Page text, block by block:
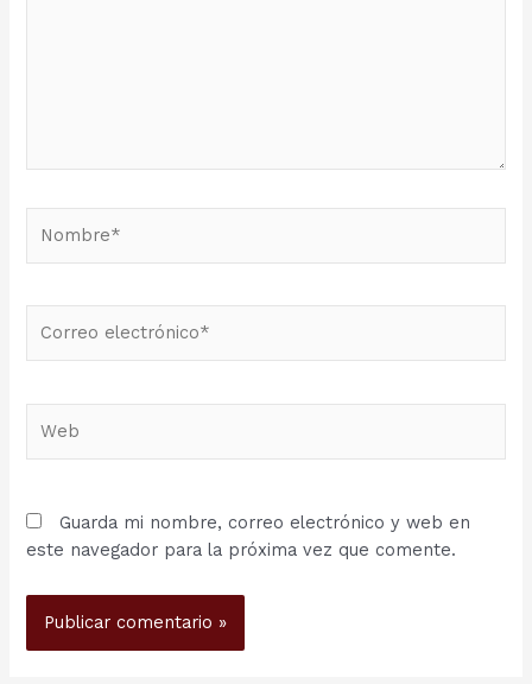
electrónico*
Guarda mi nombre, correo electrónico y web en
este navegador para la próxima vez que comente.